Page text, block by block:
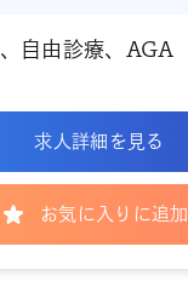
自由診療、AGA
求人詳細を見る
お気に入りに追加